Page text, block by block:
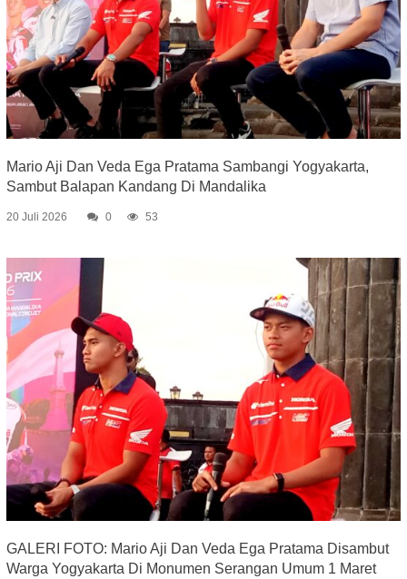
Mario Aji Dan Veda Ega Pratama Sambangi Yogyakarta,
Sambut Balapan Kandang Di Mandalika
20 Juli 2026 0 53
GALERI FOTO: Mario Aji Dan Veda Ega Pratama Disambut
Warga Yogyakarta Di Monumen Serangan Umum 1 Maret